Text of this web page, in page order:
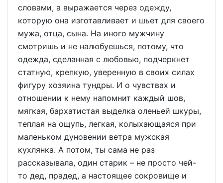
словами, а выражается через одежду,
которую она изготавливает и шьет для своего
мужа, отца, сына. На иного мужчину
смотришь и не налюбуешься, потому, что
одежда, сделанная с любовью, подчеркнет
статную, крепкую, уверенную в своих силах
фигуру хозяина тундры. И о чувствах и
отношении к нему напомнит каждый шов,
мягкая, бархатистая выделка оленьей шкуры,
теплая на ощупь, легкая, колыхающаяся при
маленьком дуновении ветра мужская
кухлянка. А потом, ты сама не раз
рассказывала, один старик – не просто чей-
то дед, прадед, а настоящее сокровище и